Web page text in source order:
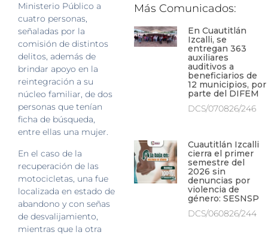
Ministerio Público a
cuatro personas,
señaladas por la
comisión de distintos
delitos, además de
brindar apoyo en la
reintegración a su
núcleo familiar, de dos
personas que tenían
ficha de búsqueda,
entre ellas una mujer.
En el caso de la
recuperación de las
motocicletas, una fue
localizada en estado de
abandono y con señas
de desvalijamiento,
mientras que la otra
Más Comunicados:
En Cuautitlán
Izcalli, se
entregan 363
auxiliares
auditivos a
beneficiarios de
12 municipios, por
parte del DIFEM
DCS/070826/246
Cuautitlán Izcalli
cierra el primer
semestre del
2026 sin
denuncias por
violencia de
género: SESNSP
DCS/060826/244